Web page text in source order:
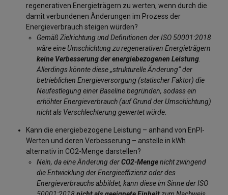
regenerativen Energieträgern zu werten, wenn durch die
damit verbundenen Änderungen im Prozess der
Energieverbrauch steigen würden?
Gemäß Zielrichtung und Definitionen der ISO 50001:2018
wäre eine Umschichtung zu regenerativen Energieträgern
keine Verbesserung der energiebezogenen Leistung
Allerdings könnte diese „strukturelle Änderung“ der
betrieblichen Energieversorgung (statischer Faktor) die
Neufestlegung einer Baseline begründen, sodass ein
erhöhter Energieverbrauch (auf Grund der Umschichtung)
nicht als Verschlechterung gewertet würde.
Kann die energiebezogene Leistung – anhand von EnPI-
Werten und deren Verbesserung – anstelle in kWh
alternativ in CO2-Menge darstellen?
Nein, da eine Änderung derCO2-Mengenicht zwingend
die Entwicklung der Energieeffizienz oder des
Energieverbrauchs abbildet, kann diese im Sinne der ISO